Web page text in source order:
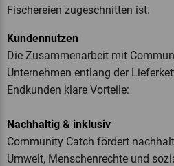
Fischereien zugeschnitten ist.
Kundennutzen
Die Zusammenarbeit mit
Unternehmen entlang der
Endkunden klare Vorteile:
Nachhaltig & inklusiv
Community Catch fördert
Umwelt, Menschenrechte und